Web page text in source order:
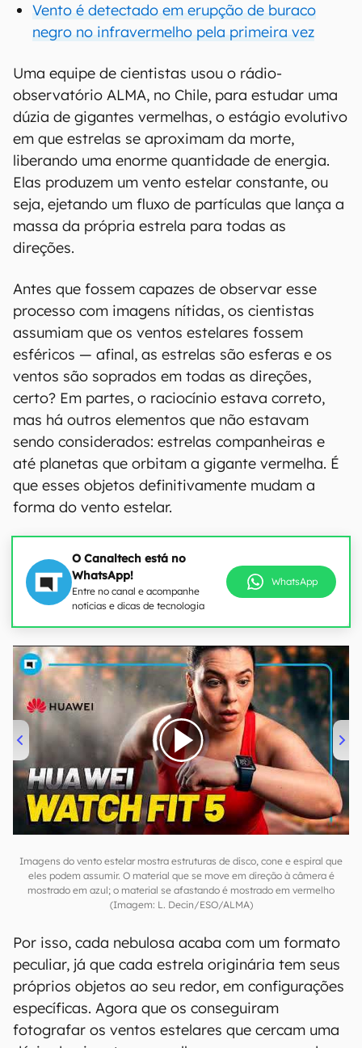
Vento é detectado em erupção de buraco
negro no infravermelho pela primeira vez
Uma equipe de cientistas usou o rádio-
observatório ALMA, no Chile, para estudar uma
dúzia de gigantes vermelhas, o estágio evolutivo
em que estrelas se aproximam da morte,
liberando uma enorme quantidade de energia.
Elas produzem um vento estelar constante, ou
seja, ejetando um fluxo de partículas que lança a
massa da própria estrela para todas as
direções.
Antes que fossem capazes de observar esse
processo com imagens nítidas, os cientistas
assumiam que os ventos estelares fossem
esféricos — afinal, as estrelas são esferas e os
ventos são soprados em todas as direções,
certo? Em partes, o raciocínio estava correto,
mas há outros elementos que não estavam
sendo considerados: estrelas companheiras e
até planetas que orbitam a gigante vermelha. É
que esses objetos definitivamente mudam a
forma do vento estelar.
O Canaltech está no
WhatsApp!
Entre no canal e acompanhe
notícias e dicas de tecnologia
WhatsApp
00:00/04:51
Imagens do vento estelar mostra estruturas de disco, cone e espiral que
eles podem assumir. O material que se move em direção à câmera é
mostrado em azul; o material se afastando é mostrado em vermelho
(Imagem: L. Decin/ESO/ALMA)
Por isso, cada nebulosa acaba com um formato
peculiar, já que cada estrela originária tem seus
próprios objetos ao seu redor, em configurações
específicas. Agora que os conseguiram
fotografar os ventos estelares que cercam uma